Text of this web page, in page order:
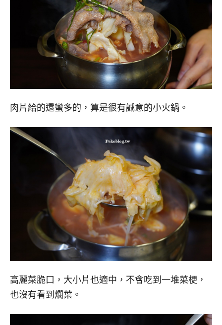
肉片給的還蠻多的，算是很有誠意的小火鍋。
高麗菜脆口，大小片也適中，不會吃到一堆菜梗，
也沒有看到爛葉。